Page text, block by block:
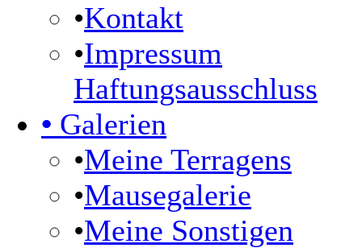
•Kontakt
•Impressum
Haftungsausschluss
• Galerien
•Meine Terragens
•Mausegalerie
•Meine Sonstigen